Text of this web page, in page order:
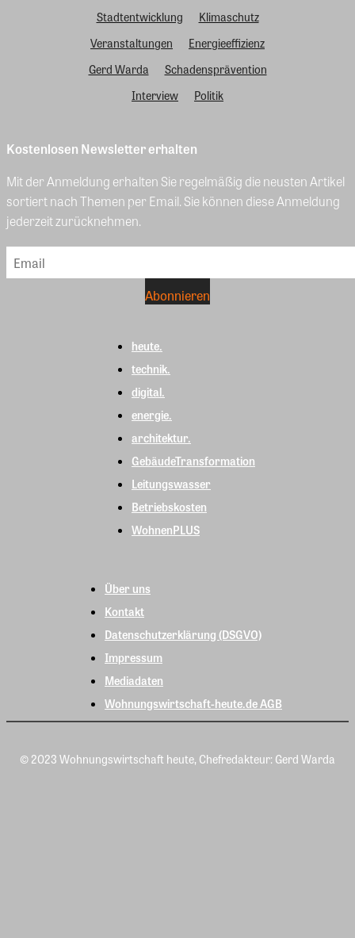
Stadtentwicklung
Klimaschutz
Veranstaltungen
Energieeffizienz
Gerd Warda
Schadensprävention
Interview
Politik
Kostenlosen Newsletter erhalten
Mit der Anmeldung erhalten Sie regelmäßig die neusten Artikel
sortiert nach Themen per Email. Sie können diese Anmeldung
jederzeit zurücknehmen.
heute.
technik.
digital.
energie.
architektur.
GebäudeTransformation
Leitungswasser
Betriebskosten
WohnenPLUS
Über uns
Kontakt
Datenschutzerklärung (DSGVO)
Impressum
Mediadaten
Wohnungswirtschaft-heute.de AGB
© 2023 Wohnungswirtschaft heute, Chefredakteur: Gerd Warda